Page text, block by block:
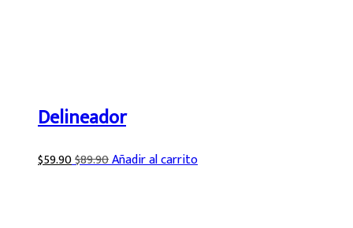
Delineador
$59.90$89.90Añadir al carrito